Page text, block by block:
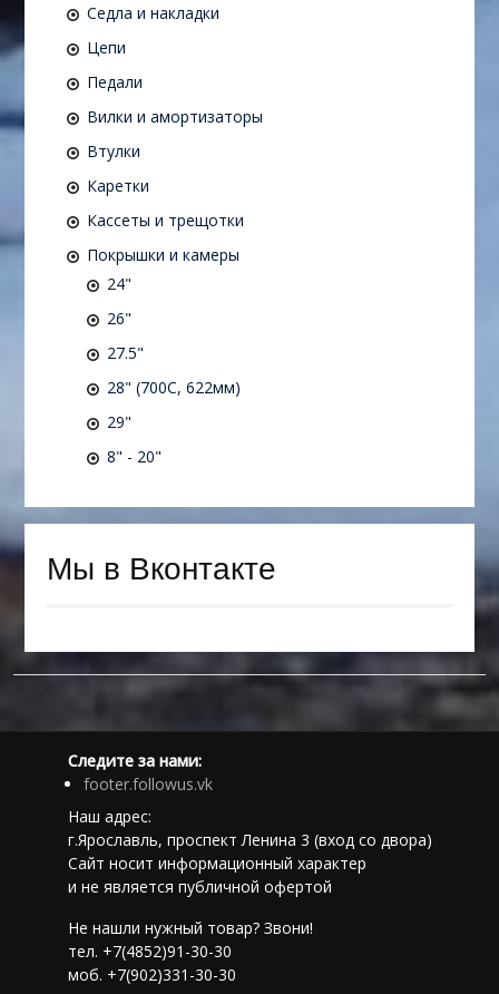
Седла и накладки
Цепи
Педали
Вилки и амортизаторы
Втулки
Каретки
Кассеты и трещотки
Покрышки и камеры
24"
26"
27.5"
28" (700C, 622мм)
29"
8" - 20"
Мы в Вконтакте
Следите за нами:
footer.followus.vk
Наш адрес:
г.Ярославль, проспект Ленина 3 (вход со двора)
Сайт носит информационный характер
и не является публичной офертой
Не нашли нужный товар? Звони!
тел. +7(4852)91-30-30
моб. +7(902)331-30-30